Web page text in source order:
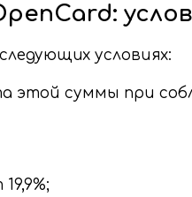
условиях:
этой суммы при